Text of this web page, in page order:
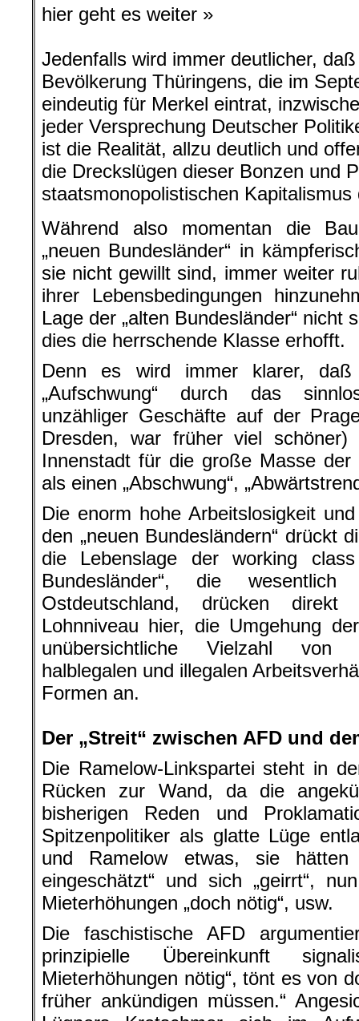
hier geht es weiter »
Jedenfalls wird immer deutlicher,
Bevölkerung Thüringens, die im
eindeutig für Merkel eintrat,
jeder Versprechung Deutscher
ist die Realität, allzu deutlich und
die Dreckslügen dieser Bonzen und
staatsmonopolistischen Kapitalismus
Während also momentan die
„neuen Bundesländer“ in
sie nicht gewillt sind, immer weiter
ihrer Lebensbedingungen
Lage der „alten Bundesländer“ nicht
dies die herrschende Klasse erhofft.
Denn es wird immer klarer, daß
„Aufschwung“ durch das
unzähliger Geschäfte auf der
Dresden, war früher viel
Innenstadt für die große Masse
als einen „Abschwung“,
Die enorm hohe Arbeitslosigkeit
den „neuen Bundesländern“ drückt
die Lebenslage der working
Bundesländer“, die
Ostdeutschland, drücken
Lohnniveau hier, die Umgehung
unübersichtliche Vielzahl von
halblegalen und illegalen
Formen an.
Der „Streit“ zwischen AFD und
Die Ramelow-Linkspartei steht in
Rücken zur Wand, da die
bisherigen Reden und
Spitzenpolitiker als glatte Lüge
und Ramelow etwas, sie
eingeschätzt“ und sich „geirrt“,
Mieterhöhungen „doch nötig“, usw.
Die faschistische AFD
prinzipielle Übereinkunft
Mieterhöhungen nötig“, tönt es von
früher ankündigen müssen.“